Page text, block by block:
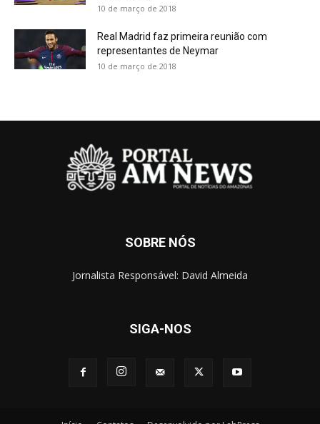
10 de março de 2018
Real Madrid faz primeira reunião com
representantes de Neymar
10 de março de 2018
SOBRE NÓS
Jornalista Responsável: David Almeida
SIGA-NOS